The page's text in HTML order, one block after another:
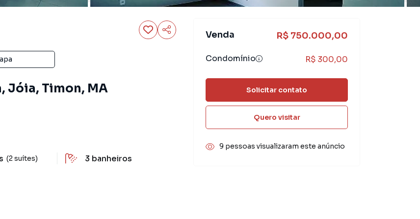
Jóia, Timon, MA
(2 suítes) 3 banheiros
Venda R$ 750.000,00
Condomínio R$ 300,00
Solicitar contato
Quero visitar
9 pessoas visualizaram este anúncio